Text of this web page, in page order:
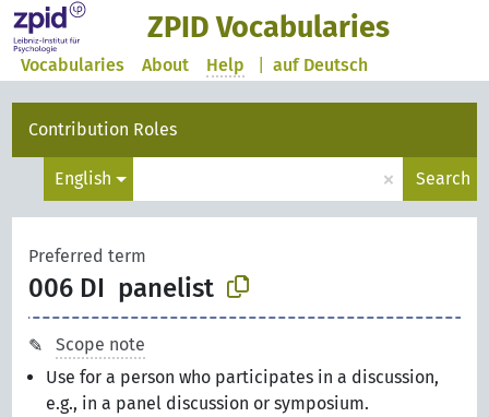
ZPID Vocabularies
auf Deutsch
Vocabularies About Help
Contribution Roles
English × Search
Preferred term
006 DI panelist
Scope note
Use for a person who participates in a discussion,
e.g., in a panel discussion or symposium.